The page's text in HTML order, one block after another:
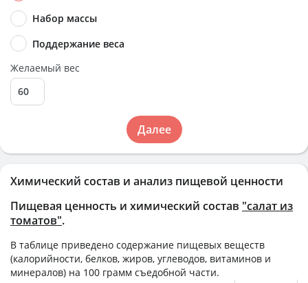
Химический состав и анализ пищевой ценности
Пищевая ценность и химический состав "салат из
томатов".
В таблице приведено содержание пищевых веществ
(калорийности, белков, жиров, углеводов, витаминов и
минералов) на 100 грамм съедобной части.
Набор массы
Поддержание веса
Желаемый вес
Далее